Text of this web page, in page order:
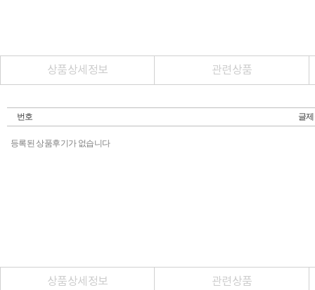
상품상세정보 관련상품
번호 글
등록된 상품후기가 없습니다
상품상세정보 관련상품